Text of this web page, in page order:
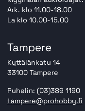
Ark. klo 11.00-18.00
La klo 10.00-15.00
Tampere
Kyttälänkatu 14
33100 Tampere
Puhelin: (03)389 1190
tampere@prohobby.fi